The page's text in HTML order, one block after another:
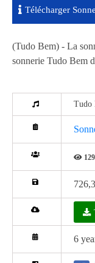
Télécharger
(Tudo Bem) - La
sonnerie Tudo Bem
Tudo
6